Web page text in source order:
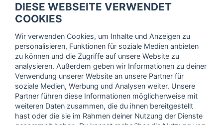
Trage dich hier für unseren Newsletter ein und erhalte regelmäßig
Ich stimme der Verarbeitung meiner Daten, wie in der
Einwilligungserklärungder fitnessmarkt.de services GmbH
beschrieben, zu und bestätige, dass ich das 16. Lebensjahr
vollendet habe. Ich kann diese Einwilligung jederzeit mit
Wirkung für die Zukunft widerrufen. Weitere Informationen
DIESE WEBSEITE VERWENDET
COOKIES
Wir verwenden Cookies, um Inhalte und Anzeigen zu
personalisieren, Funktionen für soziale Medien anbieten
zu können und die Zugriffe auf unsere Website zu
analysieren. Außerdem geben wir Informationen zu deiner
Verwendung unserer Website an unsere Partner für
soziale Medien, Werbung und Analysen weiter. Unsere
Partner führen diese Informationen möglicherweise mit
weiteren Daten zusammen, die du ihnen bereitgestellt
hast oder die sie im Rahmen deiner Nutzung der Dienste